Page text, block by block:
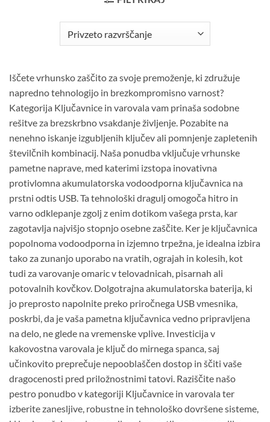
Iščete vrhunsko zaščito za svoje premoženje, ki združuje
napredno tehnologijo in brezkompromisno varnost?
Kategorija Ključavnice in varovala vam prinaša sodobne
rešitve za brezskrbno vsakdanje življenje. Pozabite na
nenehno iskanje izgubljenih ključev ali pomnjenje zapletenih
številčnih kombinacij. Naša ponudba vključuje vrhunske
pametne naprave, med katerimi izstopa inovativna
protivlomna akumulatorska vodoodporna ključavnica na
prstni odtis USB. Ta tehnološki dragulj omogoča hitro in
varno odklepanje zgolj z enim dotikom vašega prsta, kar
zagotavlja najvišjo stopnjo osebne zaščite. Ker je ključavnica
popolnoma vodoodporna in izjemno trpežna, je idealna izbira
tako za zunanjo uporabo na vratih, ograjah in kolesih, kot
tudi za varovanje omaric v telovadnicah, pisarnah ali
potovalnih kovčkov. Dolgotrajna akumulatorska baterija, ki
jo preprosto napolnite preko priročnega USB vmesnika,
poskrbi, da je vaša pametna ključavnica vedno pripravljena
na delo, ne glede na vremenske vplive. Investicija v
kakovostna varovala je ključ do mirnega spanca, saj
učinkovito preprečuje nepooblaščen dostop in ščiti vaše
dragocenosti pred priložnostnimi tatovi. Raziščite našo
pestro ponudbo v kategoriji Ključavnice in varovala ter
izberite zanesljive, robustne in tehnološko dovršene sisteme,